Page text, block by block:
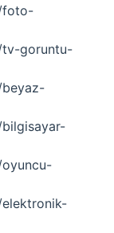
foto-
tv-goruntu-